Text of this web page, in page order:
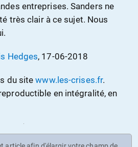
entreprises. Sanders ne
très clair à ce sujet. Nous
Hedges, 17-06-2018
du sitewww.les-crises.fr.
en intégralité, en